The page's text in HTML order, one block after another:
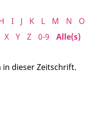
I J K L M N
O
X Y Z 0-9 Alle(s)
dieser Zeitschrift.